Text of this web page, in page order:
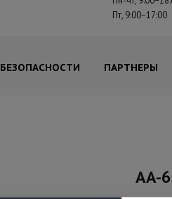
Пт, 9:00−17:00
ПАРТНЕРЫ
AA-